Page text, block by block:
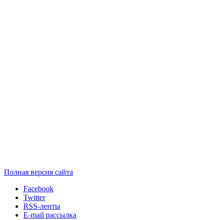
Полная версия сайта
Facebook
Twitter
RSS-ленты
E-mail рассылка